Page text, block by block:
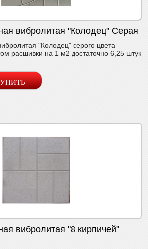
вибролитая "Колодец" Серая
"Колодец" серого цвета
расшивки на 1 м2 достаточно 6,25 штук
вибролитая "8 кирпичей"